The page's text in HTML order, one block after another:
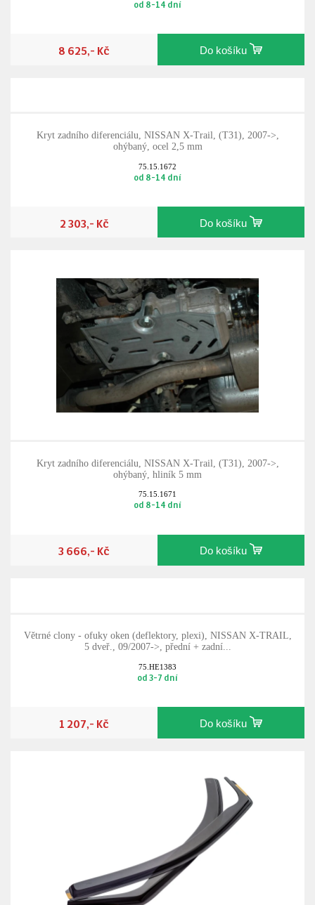
od 8-14 dní
8 625,- Kč Do košíku
Kryt zadního diferenciálu, NISSAN X-Trail, (T31), 2007->,
ohýbaný, ocel 2,5 mm
75.15.1672
od 8-14 dní
2 303,- Kč Do košíku
Kryt zadního diferenciálu, NISSAN X-Trail, (T31), 2007->,
ohýbaný, hliník 5 mm
75.15.1671
od 8-14 dní
3 666,- Kč Do košíku
Větrné clony - ofuky oken (deflektory, plexi), NISSAN X-TRAIL,
5 dveř., 09/2007->, přední + zadní...
75.HE1383
od 3-7 dní
1 207,- Kč Do košíku